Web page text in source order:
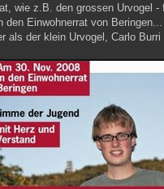
wie z.B. den grossen Urvogel
den Einwohnerrat von
als der klein Urvogel, Carlo Burri